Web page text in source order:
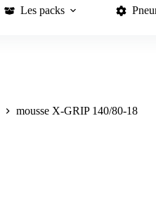
Les packs
mousse X-GRIP 140/80-18